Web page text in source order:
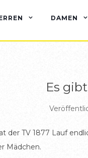
DAMEN
Es
der TV 1877 Lauf
Mädchen.